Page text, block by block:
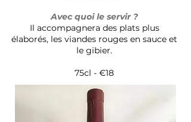
Avec quoi le servir ?
Il accompagnera des plats plus
élaborés, les viandes rouges en sauce et
le gibier.
75cl - €18